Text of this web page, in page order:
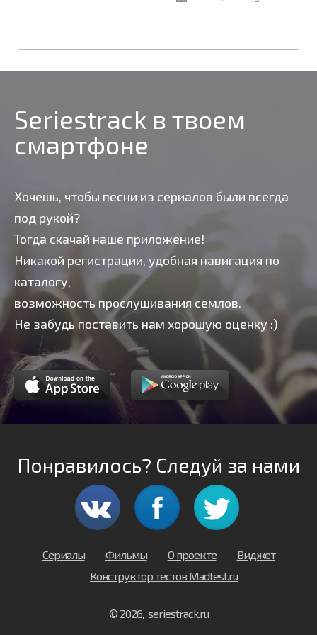
Seriestrack в твоем
смартфоне
Хочешь, чтобы песни из сериалов были всегда
под рукой?
Тогда скачай наше приложение!
Никакой регистрации, удобная навигация по
каталогу,
возможность прослушивания семлов.
Не забудь поставить нам хорошую оценку :)
Понравилось? Следуй за нами
Сериалы Фильмы О проекте
Виджет
Конструктор тестов Madtest.ru
© 2026, seriestrack.ru